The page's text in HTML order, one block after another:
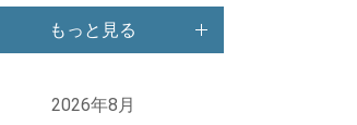
もっと見る
2026年8月